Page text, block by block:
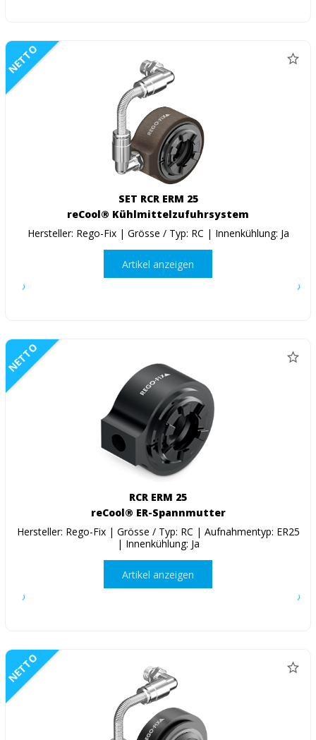
NETTO
SET RCR ERM 25
reCool® Kühlmittelzufuhrsystem
Hersteller: Rego-Fix | Grösse / Typ: RC | Innenkühlung: Ja
Artikel anzeigen
NETTO
RCR ERM 25
reCool® ER-Spannmutter
Hersteller: Rego-Fix | Grösse / Typ: RC | Aufnahmentyp: ER25
| Innenkühlung: Ja
Artikel anzeigen
NETTO